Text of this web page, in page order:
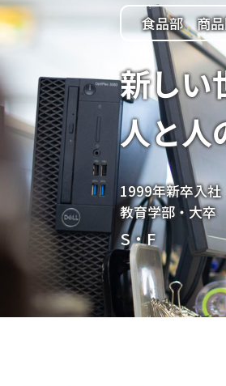
食品部 商品
新しい
人と人
1999年新卒入社
教育学部・大卒
S・F